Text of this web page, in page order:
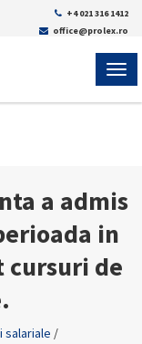
+4 021 316 1412
office@prolex.ro
a admis
in
de
salariale /